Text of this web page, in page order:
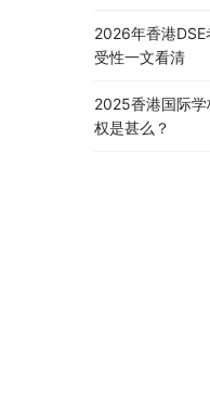
2026年香港
受性一文看清
2025香港国际
权是甚么？